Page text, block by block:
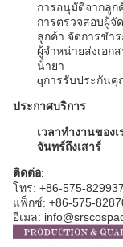
การอนุมัติจากลูก
การตรวจสอบผู้จั
ลูกค้า จัดการชํา
ผู้จําหน่ายส่งเอก
น้ํายา
qการรับประกันคุ
ประกาศบริการ
เวลาทํางานของ
จันทร์ถึงเสาร์
ติดต่อ:
โทร: +86-575-
แฟ็กซ์: +86-575-
อีเมล: